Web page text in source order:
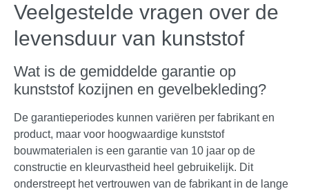
Veelgestelde vragen over de
levensduur van kunststof
Wat is de gemiddelde garantie op
kunststof kozijnen en gevelbekleding?
De garantieperiodes kunnen variëren per fabrikant en
product, maar voor hoogwaardige kunststof
bouwmaterialen is een garantie van 10 jaar op de
constructie en kleurvastheid heel gebruikelijk. Dit
onderstreept het vertrouwen van de fabrikant in de lange